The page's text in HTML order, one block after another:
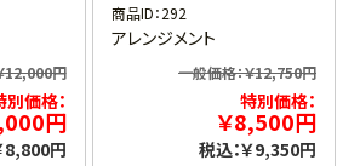
12,000円
別価格：
円
8,800円
商品ID：292
アレンジメント
一般価格：￥12,750円
特別価格：
￥8,500円
税込：￥9,350円